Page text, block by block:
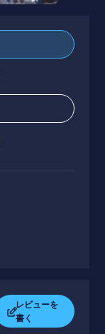
レビューを
書く